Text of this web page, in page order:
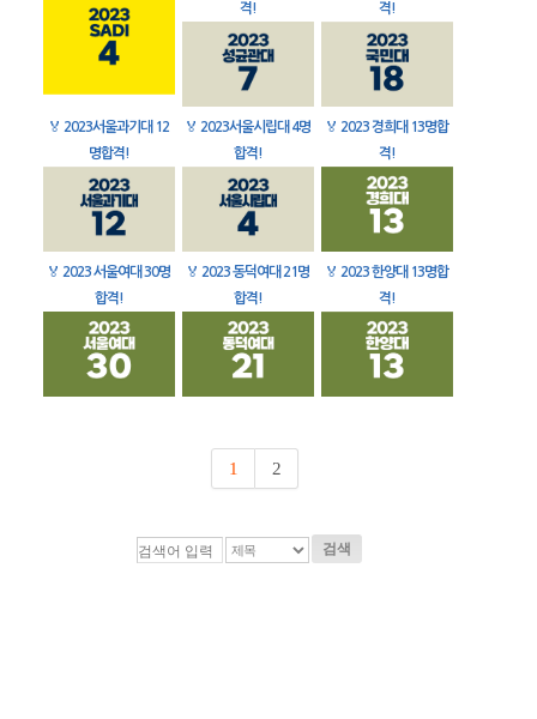
격!
격!
🏅 2023서울과기대 12
명합격!
🏅 2023서울시립대 4명
합격!
🏅 2023 경희대 13명합
격!
🏅 2023 서울여대 30명
합격!
🏅 2023 동덕여대 21명
합격!
🏅 2023 한양대 13명합
격!
1 2
검색